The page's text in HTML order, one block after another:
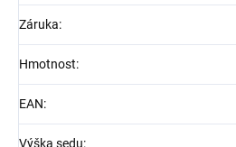
Záruka:
Hmotnost:
EAN:
Výška sedu: